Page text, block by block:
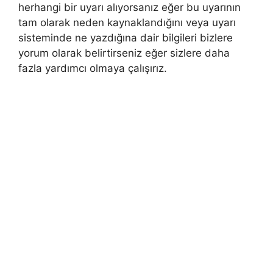
herhangi bir uyarı alıyorsanız eğer bu uyarının
tam olarak neden kaynaklandığını veya uyarı
sisteminde ne yazdığına dair bilgileri bizlere
yorum olarak belirtirseniz eğer sizlere daha
fazla yardımcı olmaya çalışırız.